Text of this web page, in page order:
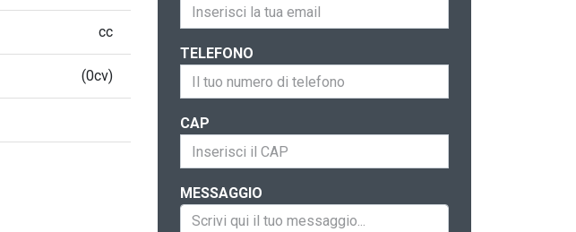
cc
(0cv)
TELEFONO
CAP
MESSAGGIO